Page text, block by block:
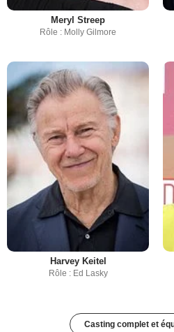
Meryl Streep
Rôle : Molly Gilmore
Harvey Keitel
Rôle : Ed Lasky
Casting complet et